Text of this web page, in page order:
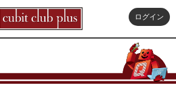
ログイン